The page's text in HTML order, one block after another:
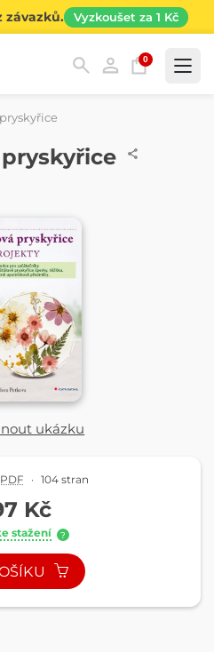
závazků. Vyzkoušet za 1 Kč
0
ukázku
PDF · 104 stran
Kč
stažení ?